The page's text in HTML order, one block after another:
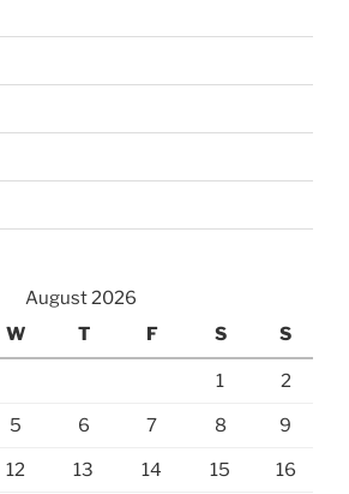
August 2026
W T F S S
1 2
5 6 7 8 9
12 13 14 15 16